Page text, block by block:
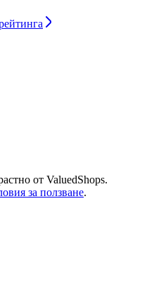
от ValuedShops.
за ползване.